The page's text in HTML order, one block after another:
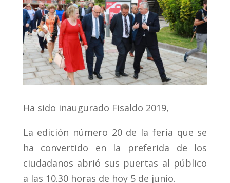
Ha sido inaugurado Fisaldo 2019,
La edición número 20 de la feria que se
ha convertido en la preferida de los
ciudadanos abrió sus puertas al público
a las 10.30 horas de hoy 5 de junio.